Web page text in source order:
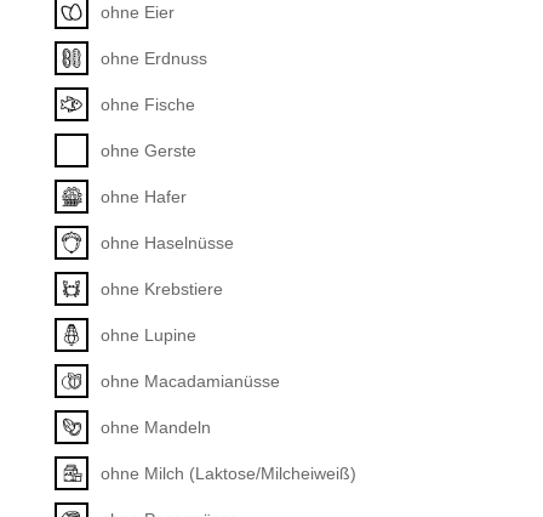
ohne Eier
ohne Erdnuss
ohne Fische
ohne Gerste
ohne Hafer
ohne Haselnüsse
ohne Krebstiere
ohne Lupine
ohne Macadamianüsse
ohne Mandeln
ohne Milch (Laktose/Milcheiweiß)